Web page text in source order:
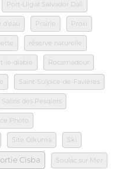
Port-Lligat Salvador Dali
d'eau Prairie Proxi
réserve naturelle
le-diable Rocamadour
Saint-Sulpice-de-Favières
Salins des Pesqiers
Photo
Site Olkuma Ski
Cisba Soulac sur Mer